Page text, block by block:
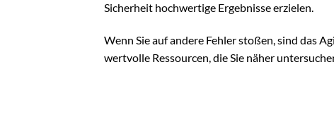
Sicherheit hochwertige Ergebnisse erzielen.
Wenn Sie auf andere Fehler stoßen, sind das
wertvolle Ressourcen, die Sie näher